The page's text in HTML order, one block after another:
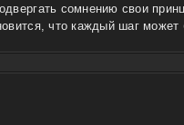
сомнению свои
что каждый шаг